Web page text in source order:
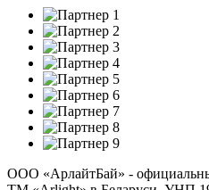
ООО «АрлайтБай» -